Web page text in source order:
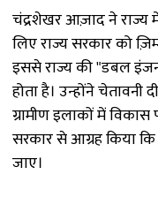
चंद्रशेखर आज़ाद ने राज्य
लिए राज्य सरकार को
इससे राज्य की "डबल
होता है। उन्होंने
ग्रामीण इलाकों में
सरकार से आग्रह किया
जाए।